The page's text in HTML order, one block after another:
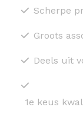
Scherpe
Groots
Deels uit
1e keus